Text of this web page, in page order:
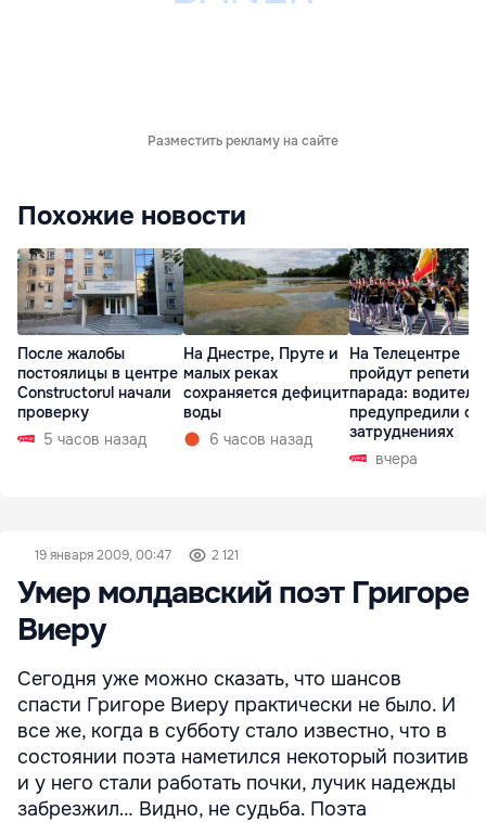
Разместить рекламу на сайте
Похожие новости
После жалобы
постоялицы в центре
Constructorul начали
проверку
5 часов назад
На Днестре, Пруте и
малых реках
сохраняется дефицит
воды
6 часов назад
На Телецентре
пройдут
парада:
предупредили о
затруднениях
вчера
19 января 2009, 00:47 2 121
Умер молдавский поэт Григоре
Виеру
Сегодня уже можно сказать, что шансов
спасти Григоре Виеру практически не было. И
все же, когда в субботу стало известно, что в
состоянии поэта наметился некоторый позитив
и у него стали работать почки, лучик надежды
забрезжил… Видно, не судьба. Поэта